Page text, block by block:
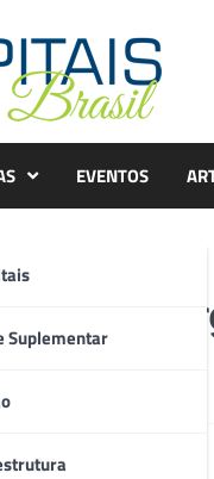
Suplementar
EVENTOS